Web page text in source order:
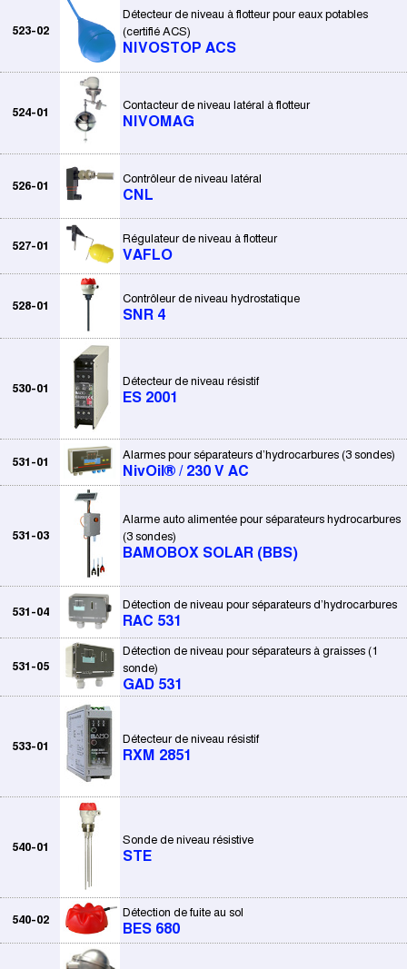
523-02
Détecteur de niveau à flotteur pour eaux potables
(certifié ACS)
NIVOSTOP ACS
524-01
Contacteur de niveau latéral à flotteur
NIVOMAG
526-01
Contrôleur de niveau latéral
CNL
527-01
Régulateur de niveau à flotteur
VAFLO
528-01
Contrôleur de niveau hydrostatique
SNR 4
530-01
Détecteur de niveau résistif
ES 2001
531-01
Alarmes pour séparateurs d’hydrocarbures (3 sondes)
NivOil® / 230 V AC
531-03
Alarme auto alimentée pour séparateurs hydrocarbures
(3 sondes)
BAMOBOX SOLAR (BBS)
531-04
Détection de niveau pour séparateurs d’hydrocarbures
RAC 531
531-05
Détection de niveau pour séparateurs à graisses (1
sonde)
GAD 531
533-01
Détecteur de niveau résistif
RXM 2851
540-01
Sonde de niveau résistive
STE
540-02
Détection de fuite au sol
BES 680